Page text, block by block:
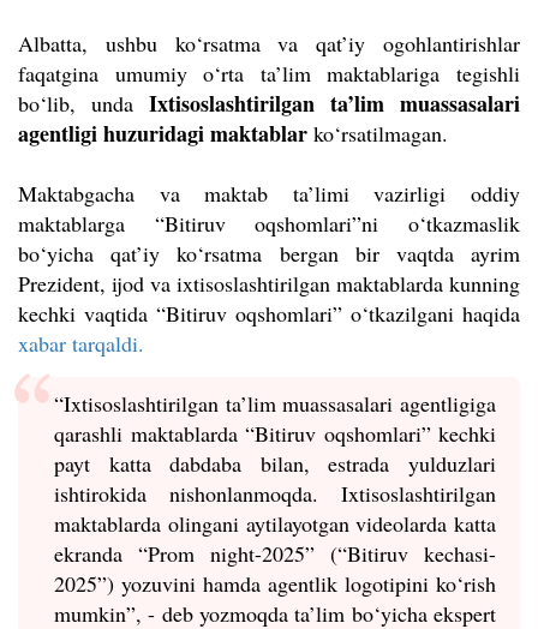
Albatta, ushbu ko‘rsatma va qat’iy ogohlantirishlar
faqatgina umumiy o‘rta ta’lim maktablariga tegishli
bo‘lib, unda Ixtisoslashtirilgan ta’lim muassasalari
agentligi huzuridagi maktablar ko‘rsatilmagan.
Maktabgacha va maktab ta’limi vazirligi oddiy
maktablarga “Bitiruv oqshomlari”ni o‘tkazmaslik
bo‘yicha qat’iy ko‘rsatma bergan bir vaqtda ayrim
Prezident, ijod va ixtisoslashtirilgan maktablarda kunning
kechki vaqtida “Bitiruv oqshomlari” o‘tkazilgani haqida
xabar tarqaldi.
“Ixtisoslashtirilgan ta’lim muassasalari agentligiga
qarashli maktablarda “Bitiruv oqshomlari” kechki
payt katta dabdaba bilan, estrada yulduzlari
ishtirokida nishonlanmoqda. Ixtisoslashtirilgan
maktablarda olingani aytilayotgan videolarda katta
ekranda “Prom night-2025” (“Bitiruv kechasi-
2025”) yozuvini hamda agentlik logotipini ko‘rish
mumkin”, - deb yozmoqda ta’lim bo‘yicha ekspert